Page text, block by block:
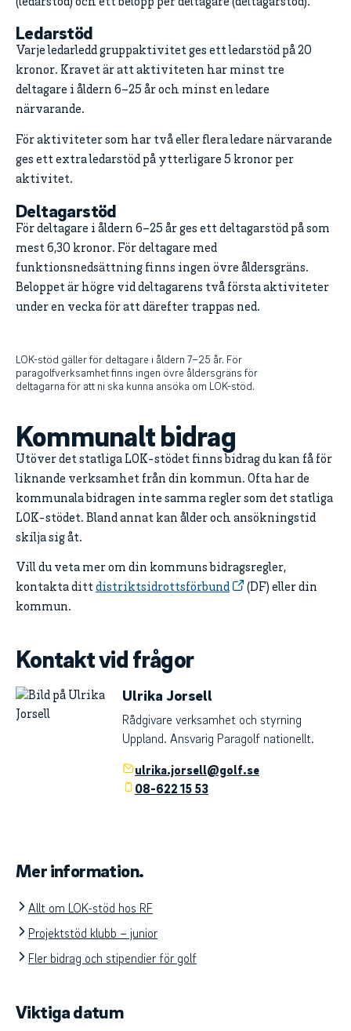
Ledarstöd
Varje ledarledd gruppaktivitet ges ett ledarstöd på 20
kronor. Kravet är att aktiviteten har minst tre
deltagare i åldern 6–25 år och minst en ledare
närvarande.
För aktiviteter som har två eller flera ledare närvarande
ges ett extra ledarstöd på ytterligare 5 kronor per
aktivitet.
Deltagarstöd
För deltagare i åldern 6–25 år ges ett deltagarstöd på som
mest 6,30 kronor. För deltagare med
funktionsnedsättning finns ingen övre åldersgräns.
Beloppet är högre vid deltagarens två första aktiviteter
under en vecka för att därefter trappas ned.
LOK-stöd gäller för deltagare i åldern 7–25 år. För
paragolfverksamhet finns ingen övre åldersgräns för
deltagarna för att ni ska kunna ansöka om LOK-stöd.
Kommunalt bidrag
Utöver det statliga LOK-stödet finns bidrag du kan få för
liknande verksamhet från din kommun. Ofta har de
kommunala bidragen inte samma regler som det statliga
LOK-stödet. Bland annat kan ålder och ansökningstid
skilja sig åt.
Vill du veta mer om din kommuns bidragsregler,
kontakta dittdistriktsidrottsförbund
(DF) eller din
kommun.
Kontakt vid frågor
Ulrika Jorsell
Rådgivare verksamhet och styrning
Uppland. Ansvarig Paragolf nationellt.
ulrika.jorsell@golf.se
08-622 15 53
Mer information.
Allt om LOK-stöd hos RF
Projektstöd klubb – junior
Fler bidrag och stipendier för golf
Viktiga datum